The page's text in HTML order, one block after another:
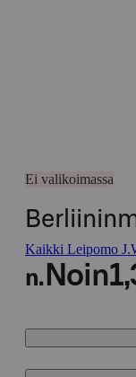
Ei valikoimassa
Kaikki Leipomo
n. Noin